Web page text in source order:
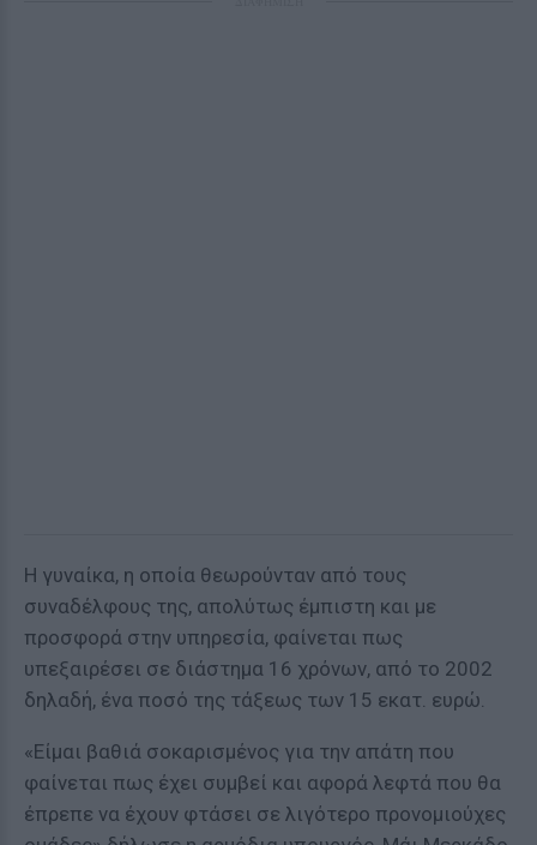
Η γυναίκα, η οποία θεωρούνταν από τους
συναδέλφους της, απολύτως έμπιστη και με
προσφορά στην υπηρεσία, φαίνεται πως
υπεξαιρέσει σε διάστημα 16 χρόνων, από το 2002
δηλαδή, ένα ποσό της τάξεως των 15 εκατ. ευρώ.
«Είμαι βαθιά σοκαρισμένος για την απάτη που
φαίνεται πως έχει συμβεί και αφορά λεφτά που θα
έπρεπε να έχουν φτάσει σε λιγότερο προνομιούχες